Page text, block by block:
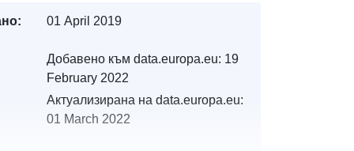
01 April 2019
Добавено към data.europa.eu: 19
February 2022
Актуализирана на data.europa.eu:
01 March 2022